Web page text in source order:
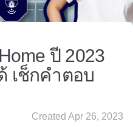
ปี 2023
เช็กคำตอบ
Created Apr 26, 2023